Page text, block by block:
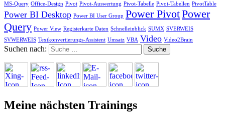
MS-Query Office-Design Pivot Pivot-Auswertung Pivot-Tabelle Pivot-Tabellen PivotTable
Power BI Desktop Power BI User Group Power PivotPower
Query Power View Registerkarte Daten Schnelleinblick SUMX SVERWEIS
SVWERWEIS Textkonvertierungs-Assistent Umsatz VBA Video Video2Brain
Suchen nach:
Meine nächsten Trainings